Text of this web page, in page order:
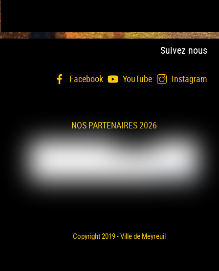
Suivez nous
Facebook YouTube Instagram
NOS PARTENAIRES 2026
Copyright 2019 - Ville de Meyreuil